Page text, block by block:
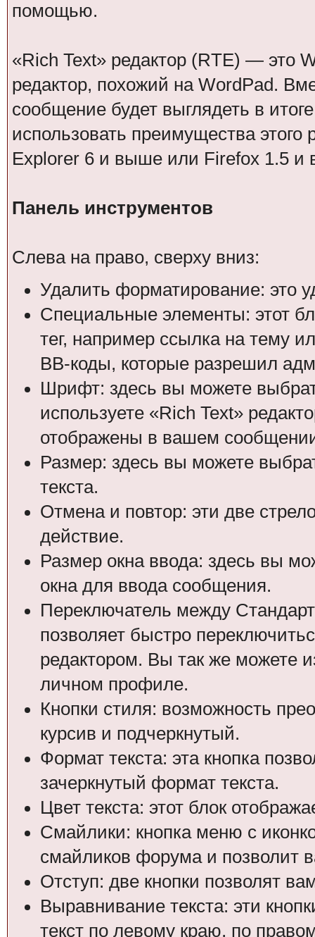
помощью.
«Rich Text» редактор (RTE) — это
редактор, похожий на WordPad.
сообщение будет выглядеть в
использовать преимущества этого
Explorer 6 и выше или Firefox 1.5 и
Панель инструментов
Слева на право, сверху вниз:
Удалить форматирование: это
Специальные элементы: этот
тег, например ссылка на тему
BB-коды, которые разрешил
Шрифт: здесь вы можете
используете «Rich Text»
отображены в вашем
Размер: здесь вы можете
текста.
Отмена и повтор: эти две
действие.
Размер окна ввода: здесь вы
окна для ввода сообщения.
Переключатель между
позволяет быстро
редактором. Вы так же можете
личном профиле.
Кнопки стиля: возможность
курсив и подчеркнутый.
Формат текста: эта кнопка
зачеркнутый формат текста.
Цвет текста: этот блок
Смайлики: кнопка меню с
смайликов форума и позволит
Отступ: две кнопки позволят
Выравнивание текста: эти
текст по левому краю, по